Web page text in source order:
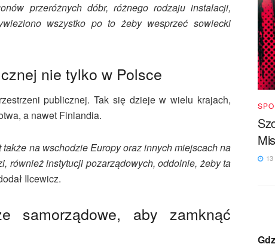
przeróżnych dóbr, różnego rodzaju instalacji,
wszystko po to żeby wesprzeć sowiecki
nie tylko w Polsce
publicznej. Tak się dzieje w wielu krajach,
a nawet Finlandia.
na wschodzie Europy oraz innych miejscach na
również instytucji pozarządowych, oddolnie, żeby ta
Ilcewicz.
samorządowe, aby zamknąć